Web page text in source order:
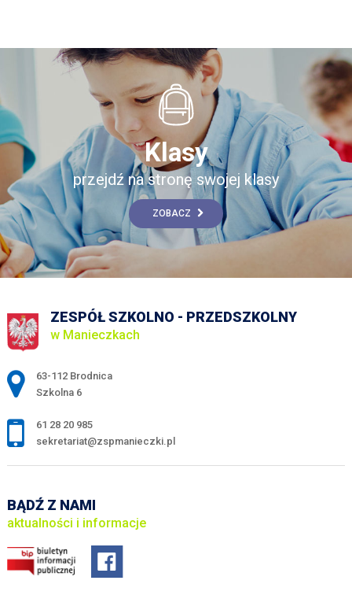
Klasy
przejdź na stronę swojej klasy
ZOBACZ
ZESPÓŁ SZKOLNO - PRZEDSZKOLNY
w Manieczkach
Adres pocztowy:
63-112 Brodnica
Szkolna 6
61 28 20 985
sekretariat@zspmanieczki.pl
BĄDŹ Z NAMI
aktualności i informacje